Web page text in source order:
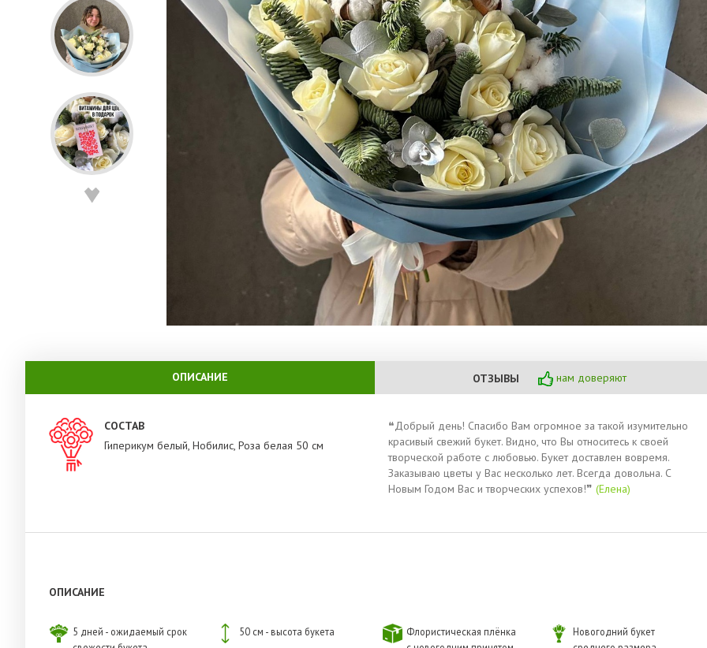
ОПИСАНИЕ ОТЗЫВЫ нам доверяют
СОСТАВ
Гиперикум белый, Нобилис, Роза белая 50 см
❝Добрый день! Спасибо Вам огромное за такой изумительно
красивый свежий букет. Видно, что Вы относитесь к своей
творческой работе с любовью. Букет доставлен вовремя.
Заказываю цветы у Вас несколько лет. Всегда довольна. С
Новым Годом Вас и творческих успехов!❞(Елена)
ОПИСАНИЕ
5 дней - ожидаемый срок
50 см - высота букета
Флористическая плёнка
Новогодний букет